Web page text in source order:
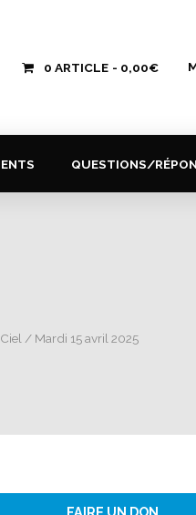
0 ARTICLE 0,00€
QUESTIONS/
/ Mardi 15 avril 2025
FAIRE UN DON